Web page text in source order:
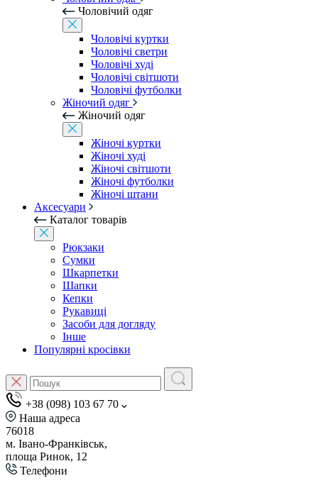
Чоловічий одяг
Чоловічі куртки
Чоловічі светри
Чоловічі худі
Чоловічі світшоти
Чоловічі футболки
Жіночий одяг
Жіночий одяг
Жіночі куртки
Жіночі худі
Жіночі світшоти
Жіночі футболки
Жіночі штани
Аксесуари
Каталог товарів
Рюкзаки
Сумки
Шкарпетки
Шапки
Кепки
Рукавиці
Засоби для догляду
Інше
Популярні кросівки
+38 (098) 103 67 70
Наша адреса
76018
м. Івано-Франківськ,
площа Ринок, 12
Телефони